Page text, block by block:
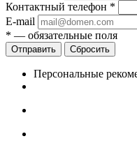
Контактный телефон *
E-mail
* — обязательные поля
Сбросить
Персональные